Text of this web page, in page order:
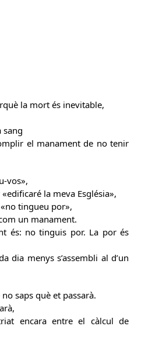
la mort és inevitable,
sang
el manament de no tenir
vos»,
la meva Església»,
tingueu por»,
un manament.
és: no tinguis por. La por és
dia menys s’assembli al d’un
saps què et passarà.
encara entre el càlcul de